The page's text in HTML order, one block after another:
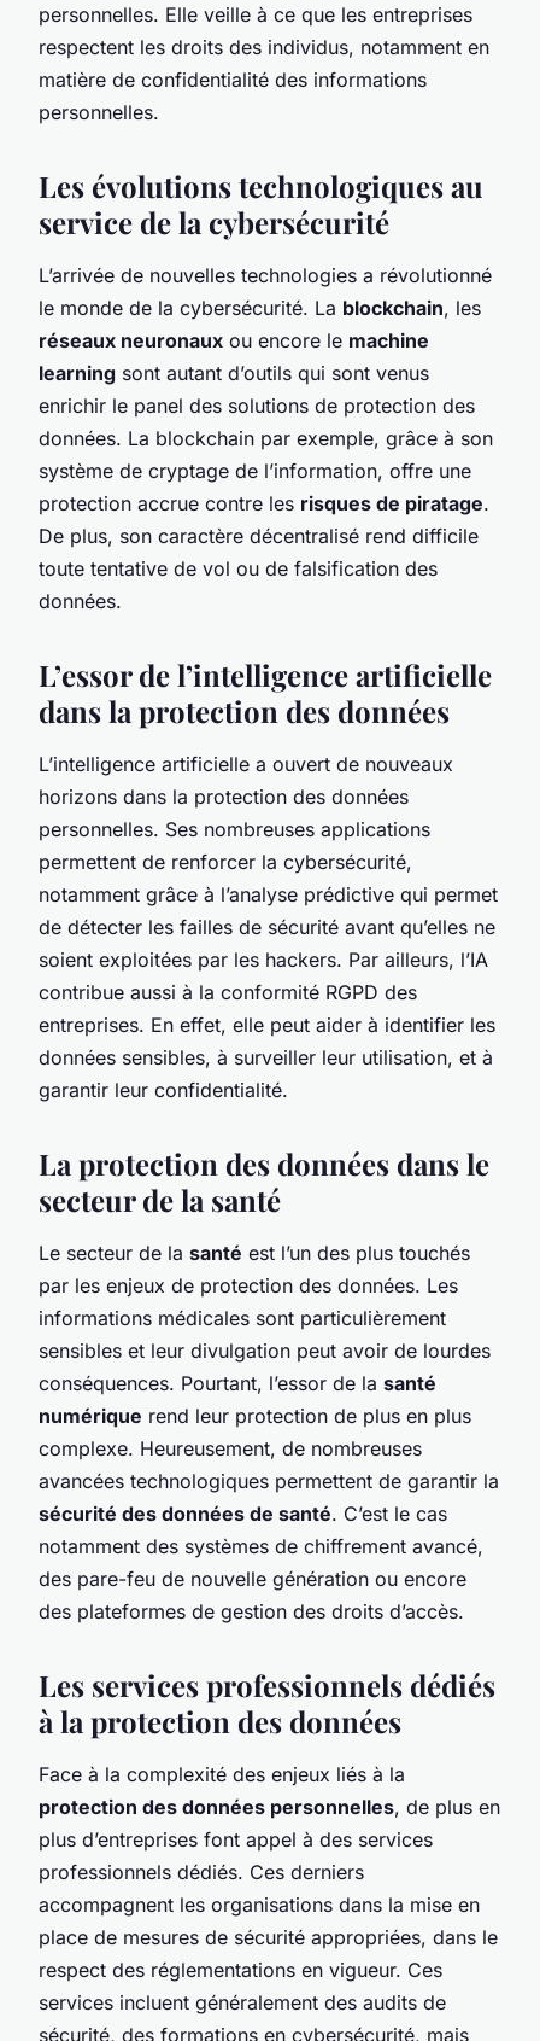
personnelles. Elle veille à ce que les entreprises
respectent les droits des individus, notamment en
matière de confidentialité des informations
personnelles.
Les évolutions technologiques au
service de la cybersécurité
L’arrivée de nouvelles technologies a révolutionné
le monde de la cybersécurité. La blockchain, les
réseaux neuronaux ou encore le machine
learning sont autant d’outils qui sont venus
enrichir le panel des solutions de protection des
données. La blockchain par exemple, grâce à son
système de cryptage de l’information, offre une
protection accrue contre les risques de piratage.
De plus, son caractère décentralisé rend difficile
toute tentative de vol ou de falsification des
données.
L’essor de l’intelligence artificielle
dans la protection des données
L’intelligence artificielle a ouvert de nouveaux
horizons dans la protection des données
personnelles. Ses nombreuses applications
permettent de renforcer la cybersécurité,
notamment grâce à l’analyse prédictive qui permet
de détecter les failles de sécurité avant qu’elles ne
soient exploitées par les hackers. Par ailleurs, l’IA
contribue aussi à la conformité RGPD des
entreprises. En effet, elle peut aider à identifier les
données sensibles, à surveiller leur utilisation, et à
garantir leur confidentialité.
La protection des données dans le
secteur de la santé
Le secteur de la santé est l’un des plus touchés
par les enjeux de protection des données. Les
informations médicales sont particulièrement
sensibles et leur divulgation peut avoir de lourdes
conséquences. Pourtant, l’essor de la santé
numérique rend leur protection de plus en plus
complexe. Heureusement, de nombreuses
avancées technologiques permettent de garantir la
sécurité des données de santé. C’est le cas
notamment des systèmes de chiffrement avancé,
des pare-feu de nouvelle génération ou encore
des plateformes de gestion des droits d’accès.
Les services professionnels dédiés
à la protection des données
Face à la complexité des enjeux liés à la
protection des données personnelles, de plus en
plus d’entreprises font appel à des services
professionnels dédiés. Ces derniers
accompagnent les organisations dans la mise en
place de mesures de sécurité appropriées, dans le
respect des réglementations en vigueur. Ces
services incluent généralement des audits de
sécurité, des formations en cybersécurité, mais